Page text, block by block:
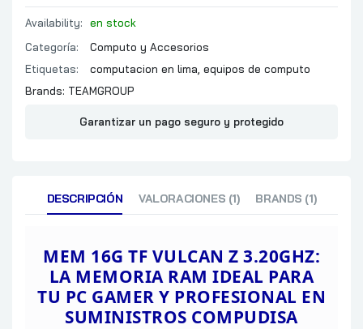
Availability:
en stock
Categoría:
Computo y Accesorios
Etiquetas:
computacion en lima equipos de computo
Brands: TEAMGROUP
Garantizar un pago seguro y protegido
DESCRIPCIÓN VALORACIONES (1) BRANDS (1)
MEM 16G TF VULCAN Z 3.20GHZ:
LAMEMORIA RAM IDEAL PARA
TU PC GAMER Y PROFESIONAL EN
SUMINISTROS COMPUDISA